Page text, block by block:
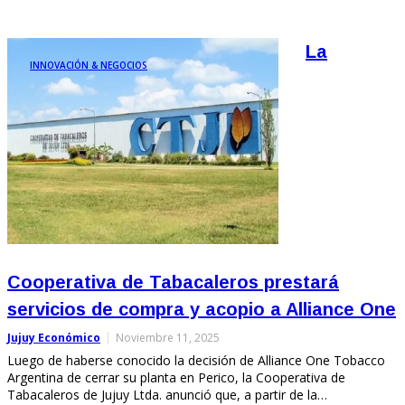
INNOVACIÓN & NEGOCIOS
La
Cooperativa de Tabacaleros prestará
servicios de compra y acopio a Alliance One
Jujuy Económico Noviembre 11, 2025
Luego de haberse conocido la decisión de Alliance One Tobacco
Argentina de cerrar su planta en Perico, la Cooperativa de
Tabacaleros de Jujuy Ltda. anunció que, a partir de la…